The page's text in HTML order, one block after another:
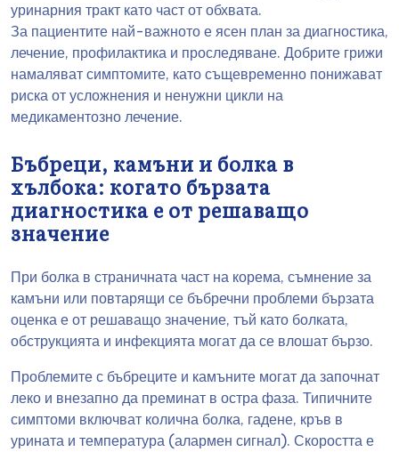
уринарния тракт като част от обхвата.
За пациентите най-важното е ясен план за диагностика,
лечение, профилактика и проследяване. Добрите грижи
намаляват симптомите, като същевременно понижават
риска от усложнения и ненужни цикли на
медикаментозно лечение.
Бъбреци, камъни и болка в
хълбока: когато бързата
диагностика е от решаващо
значение
При болка в страничната част на корема, съмнение за
камъни или повтарящи се бъбречни проблеми бързата
оценка е от решаващо значение, тъй като болката,
обструкцията и инфекцията могат да се влошат бързо.
Проблемите с бъбреците и камъните могат да започнат
леко и внезапно да преминат в остра фаза. Типичните
симптоми включват колична болка, гадене, кръв в
урината и температура (алармен сигнал). Скоростта е